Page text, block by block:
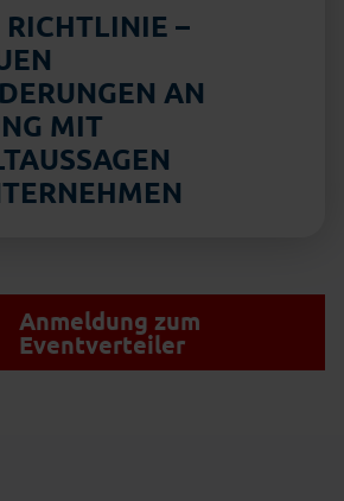
RICHTLINIE –
AN
MIT
Anmeldung zum
Eventverteiler